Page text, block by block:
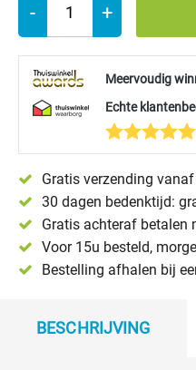
- +
Meervoudig
Echte
Gratis verzending
30 dagen bedenktijd:
Gratis achteraf betalen
Voor 15u besteld,
Bestelling afhalen bij
BESCHRIJVING